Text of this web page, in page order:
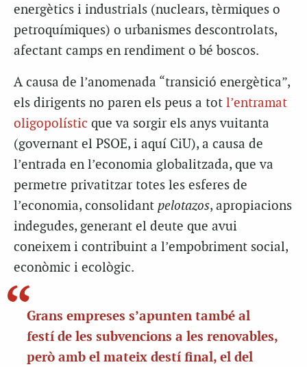
energètics i industrials (nuclears, tèrmiques o
petroquímiques) o urbanismes descontrolats,
afectant camps en rendiment o bé boscos.
A causa de l’anomenada “transició energètica”,
els dirigents no paren els peus a tot l’entramat
oligopolístic que va sorgir els anys vuitanta
(governant el PSOE, i aquí CiU), a causa de
l’entrada en l’economia globalitzada, que va
permetre privatitzar totes les esferes de
l’economia, consolidant pelotazos, apropiacions
indegudes, generant el deute que avui
coneixem i contribuint a l’empobriment social,
econòmic i ecològic.
Grans empreses s’apunten també al
festí de les subvencions a les renovables,
però amb el mateix destí final, el del